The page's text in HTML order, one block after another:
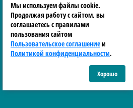
Мы используем файлы cookie.
Продолжая работу с сайтом, вы
соглашаетесь с правилами
пользования сайтом
Пользовательское соглашениеи
Политикой конфиденциальности.
Хорошо